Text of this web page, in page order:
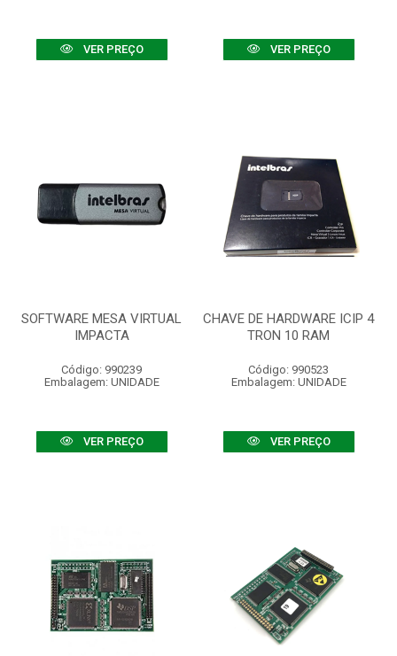
VER PREÇO VER PREÇO
SOFTWARE MESA VIRTUAL
IMPACTA
Código: 990239
Embalagem: UNIDADE
VER PREÇO
CHAVE DE HARDWARE ICIP 4
TRON 10 RAM
Código: 990523
Embalagem: UNIDADE
VER PREÇO